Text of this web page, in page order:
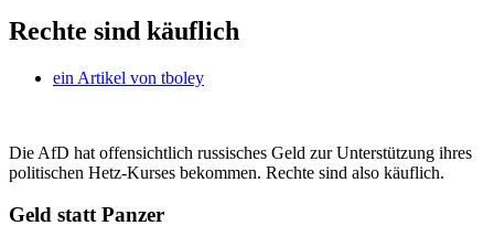
Rechte sind käuflich
ein Artikel von tboley
Die AfD hat offensichtlich russisches Geld zur Unterstützung ihres
politischen Hetz-Kurses bekommen. Rechte sind also käuflich.
Geld statt Panzer